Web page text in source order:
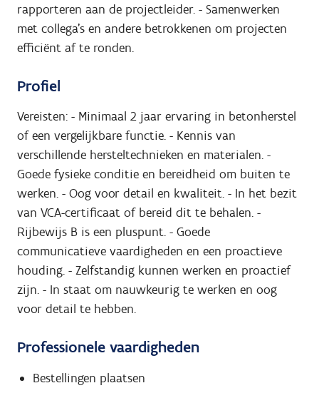
rapporteren aan de projectleider. - Samenwerken
met collega's en andere betrokkenen om projecten
efficiënt af te ronden.
Profiel
Vereisten: - Minimaal 2 jaar ervaring in betonherstel
of een vergelijkbare functie. - Kennis van
verschillende hersteltechnieken en materialen. -
Goede fysieke conditie en bereidheid om buiten te
werken. - Oog voor detail en kwaliteit. - In het bezit
van VCA-certificaat of bereid dit te behalen. -
Rijbewijs B is een pluspunt. - Goede
communicatieve vaardigheden en een proactieve
houding. - Zelfstandig kunnen werken en proactief
zijn. - In staat om nauwkeurig te werken en oog
voor detail te hebben.
Professionele vaardigheden
Bestellingen plaatsen